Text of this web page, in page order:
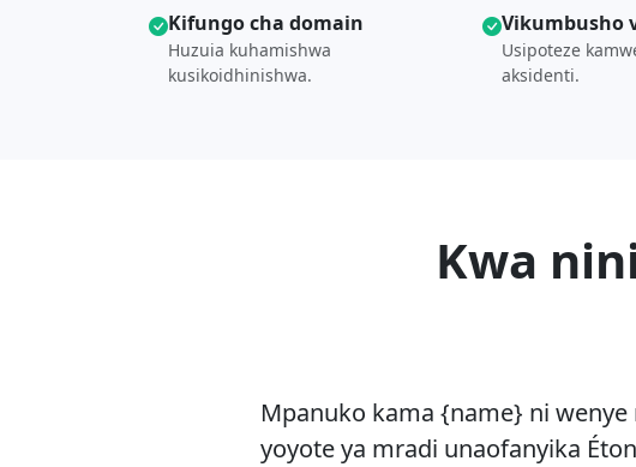
Kifungo cha domain
Huzuia kuhamishwa
kusikoidhinishwa.
Vikumbusho
Usipoteze
aksidenti.
Kwa
Mpanuko kama {name} ni
yoyote ya mradi unaofanyika